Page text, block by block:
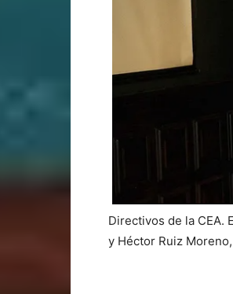
Directivos de la CEA.
y Héctor Ruiz